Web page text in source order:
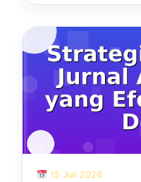
15 Juli 2026